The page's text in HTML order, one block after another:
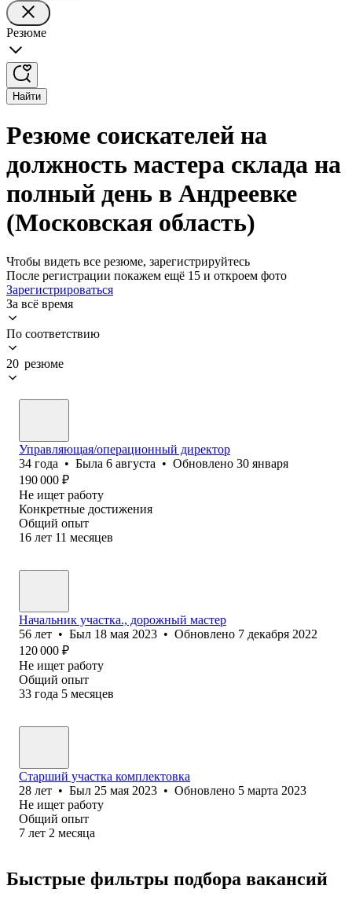
Резюме
Найти
Резюме соискателей на
должность мастера склада на
полный день в Андреевке
(Московская область)
Чтобы видеть все резюме, зарегистрируйтесь
После регистрации покажем ещё 15 и откроем фото
Зарегистрироваться
За всё время
По соответствию
20 резюме
Управляющая/операционный директор
34 года • Была 6 августа • Обновлено 30 января
190 000 ₽
Не ищет работу
Конкретные достижения
Общий опыт
16 лет 11 месяцев
Начальник участка., дорожный мастер
56 лет • Был 18 мая 2023 • Обновлено 7 декабря 2022
120 000 ₽
Не ищет работу
Общий опыт
33 года 5 месяцев
Старший участка комплектовка
28 лет • Был 25 мая 2023 • Обновлено 5 марта 2023
Не ищет работу
Общий опыт
7 лет 2 месяца
Быстрые фильтры подбора вакансий